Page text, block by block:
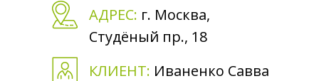
АДРЕС: г. Москва,
Студёный пр., 18
КЛИЕНТ: Иваненко Савва